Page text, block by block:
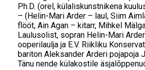
Ph.D. (orel, külaliskunstnikena
– (Helin-Mari Arder – laul, Siim
flööt, Ain Agan – kitarr, Mihkel
Laulusolist, sopran Helin-Mari
ooperilaulja ja E.V. Riikliku
bariton Aleksander Arderi pojapoja
Tänu nende külakostile